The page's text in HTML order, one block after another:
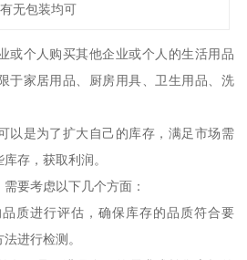
有无包装均可
或个人购买其他企业或个人的生活用品
于家居用品、厨房用具、卫生用品、洗
以是为了扩大自己的库存，满足市场需
存，获取利润。
要考虑以下几个方面：
质进行评估，确保库存的品质符合要
进行检测。